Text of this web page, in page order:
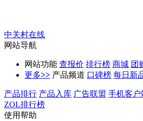
中关村在线
网站导航
网站功能 查报价 排行榜 商城 团
更多>> 产品频道 口碑榜 每日新
产品排行 产品入库 广告联盟 手机客户
ZOL排行榜
使用帮助